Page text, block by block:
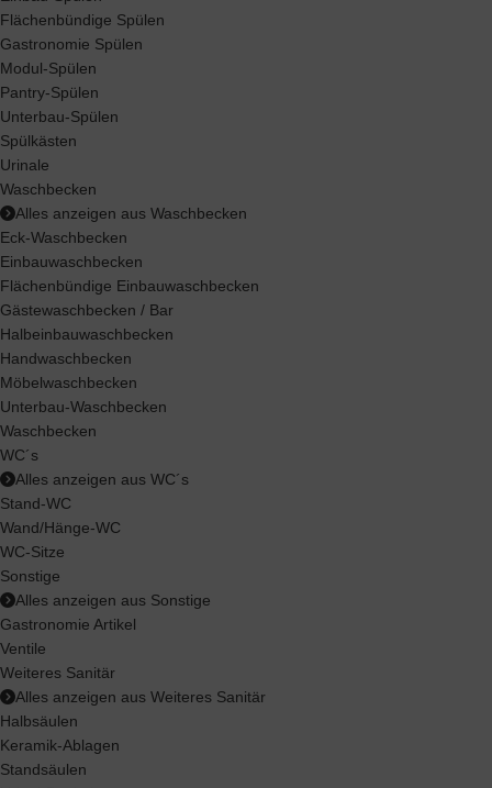
Flächenbündige Spülen
Gastronomie Spülen
Modul-Spülen
Pantry-Spülen
Unterbau-Spülen
Spülkästen
Urinale
Waschbecken
Alles anzeigen aus Waschbecken
Eck-Waschbecken
Einbauwaschbecken
Flächenbündige Einbauwaschbecken
Gästewaschbecken / Bar
Halbeinbauwaschbecken
Handwaschbecken
Möbelwaschbecken
Unterbau-Waschbecken
Waschbecken
WC´s
Alles anzeigen aus WC´s
Stand-WC
Wand/Hänge-WC
WC-Sitze
Sonstige
Alles anzeigen aus Sonstige
Gastronomie Artikel
Ventile
Weiteres Sanitär
Alles anzeigen aus Weiteres Sanitär
Halbsäulen
Keramik-Ablagen
Standsäulen